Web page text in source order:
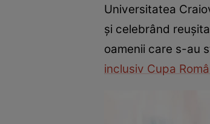
Universitatea
și celebrând
oamenii care s-au
inclusiv Cupa